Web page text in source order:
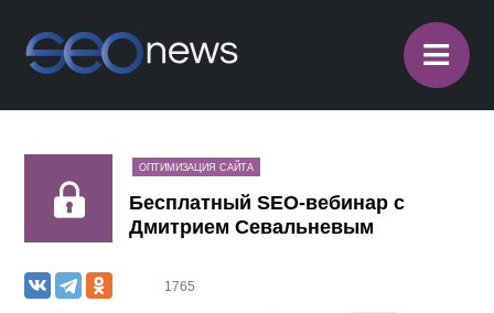
≡
ОПТИМИЗАЦИЯ САЙТА
Бесплатный SEO-вебинар с
Дмитрием Севальневым
1765